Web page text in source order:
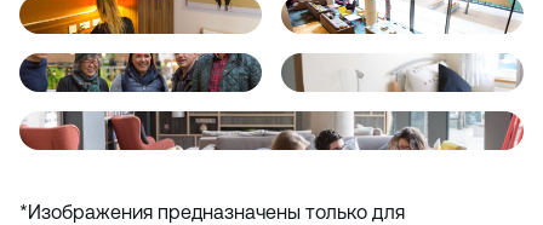
*Изображения предназначены только для